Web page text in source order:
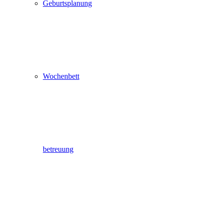
Geburtsplanung
Wochenbett
betreuung